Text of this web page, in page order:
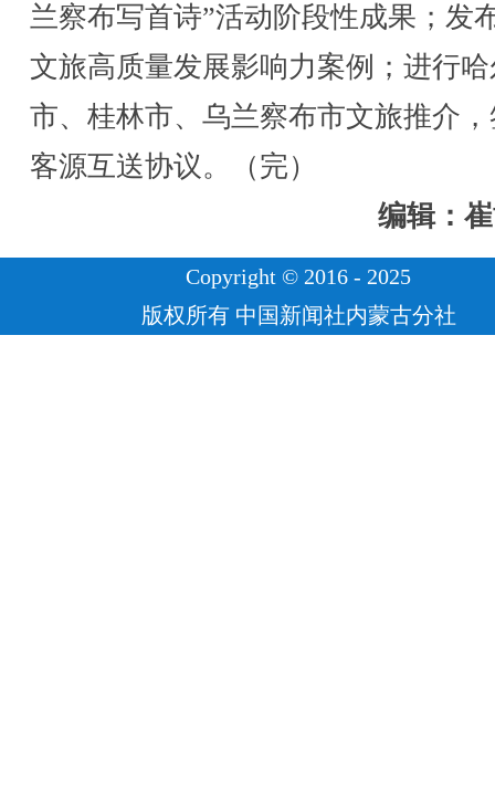
兰察布写首诗”活动阶段性成果；发
文旅高质量发展影响力案例；进行
市、桂林市、乌兰察布市文旅推介
客源互送协议。（完）
编辑：
Copyright © 2016 - 2025
版权所有 中国新闻社内蒙古分社